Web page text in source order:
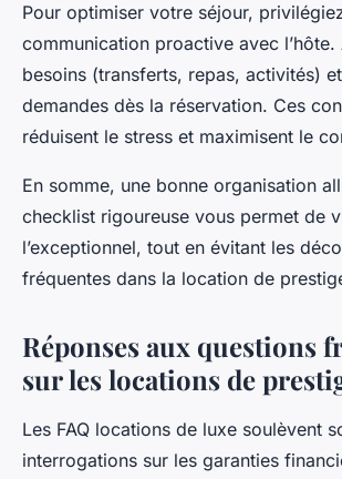
Pour optimiser votre séjour,
communication proactive avec
besoins (transferts, repas, activités)
demandes dès la réservation. Ces
réduisent le stress et maximisent le
En somme, une bonne organisation
checklist rigoureuse vous permet de
l’exceptionnel, tout en évitant les
fréquentes dans la location de
Réponses aux questions
sur les locations de
Les FAQ locations de luxe soulèvent
interrogations sur les garanties